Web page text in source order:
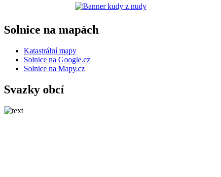
Solnice na mapách
Katastrální mapy
Solnice na Google.cz
Solnice na Mapy.cz
Svazky obcí